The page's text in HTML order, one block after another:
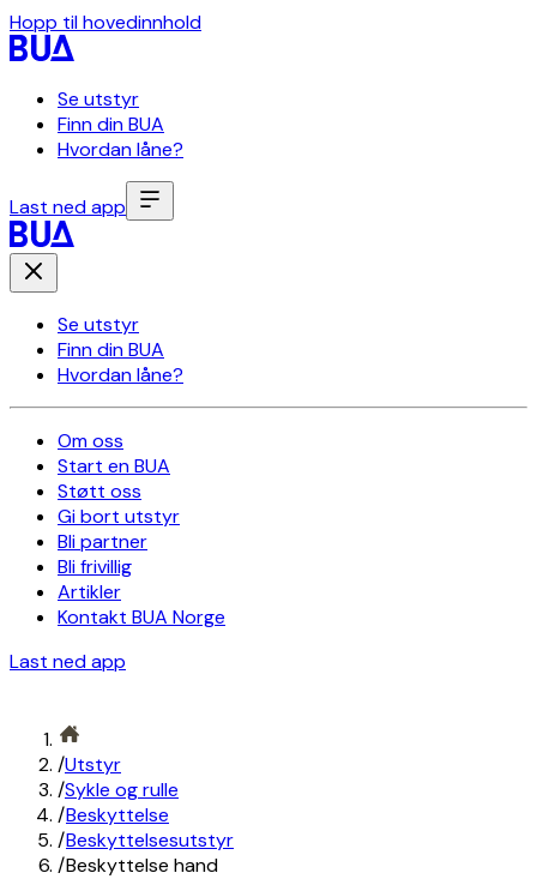
Hopp til hovedinnhold
Se utstyr
Finn din BUA
Hvordan låne?
Last ned app
Se utstyr
Finn din BUA
Hvordan låne?
Om oss
Start en BUA
Støtt oss
Gi bort utstyr
Bli partner
Bli frivillig
Artikler
Kontakt BUA Norge
Last ned app
/Utstyr
/Sykle og rulle
/Beskyttelse
/Beskyttelsesutstyr
/Beskyttelse hand